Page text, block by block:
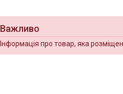
Важливо
Інформація про товар, яка